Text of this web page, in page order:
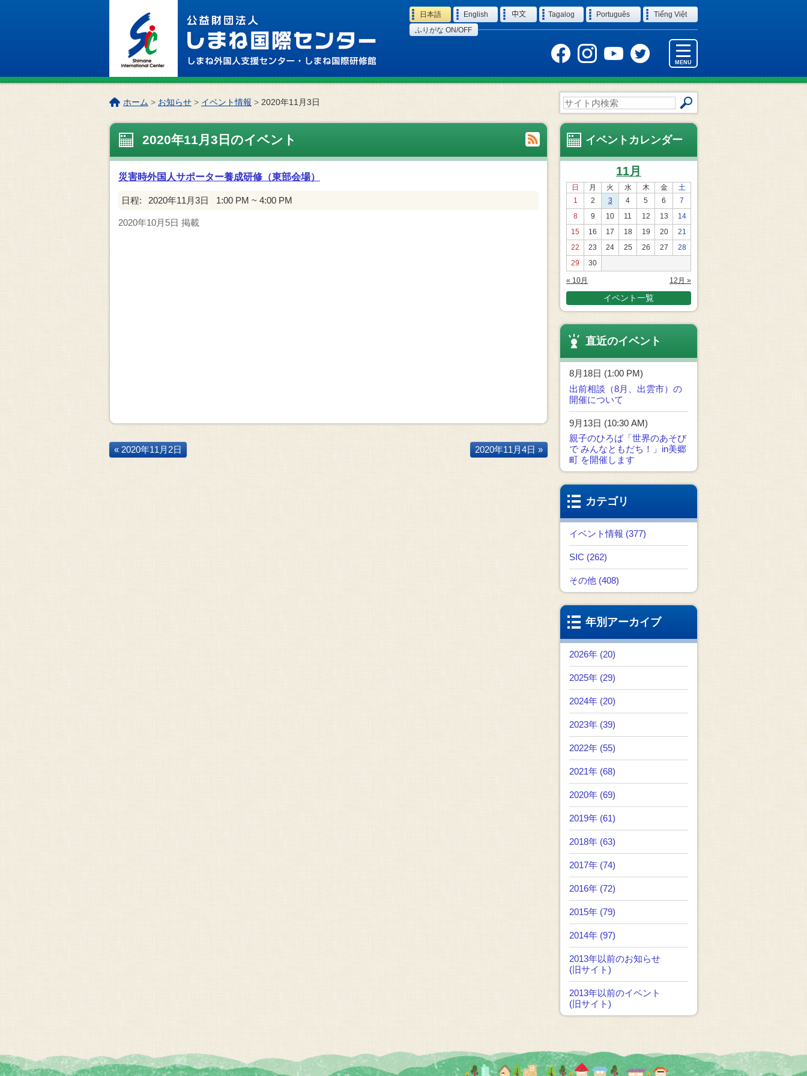
Language
日本語 English 中文 Tagalog Português
Tiếng Việt
ふりがな ON/OFF
MENU
サ
イ
ト
内
こ
ペ
ホーム > お知らせ > イベント情報 > 2020年11月3日
2020年11月3日のイベント
災害時外国人サポーター養成研修（東部会場）
日程: 2020年11月3日 1:00 PM ~ 4:00 PM
2020年10月5日 掲載
« 2020年11月2日 2020年11月4日 »
イベントカレンダー
11月
日 月 火 水 木 金
土
1
2 3 4 5 6
7
8
9 10 11 12 13
14
15
16 17 18 19 20
21
22
23 24 25 26 27
28
29
30
« 10月 12月 »
イベント一覧
直近のイベント
8月18日 (1:00 PM)
出前相談（8月、出雲市）の
開催について
9月13日 (10:30 AM)
親子のひろば「世界のあそび
で みんなともだち！」in美郷
町 を開催します
カテゴリ
イベント情報 (377)
SIC (262)
その他 (408)
年別アーカイブ
2026年 (20)
2025年 (29)
2024年 (20)
2023年 (39)
2022年 (55)
2021年 (68)
2020年 (69)
2019年 (61)
2018年 (63)
2017年 (74)
2016年 (72)
2015年 (79)
2014年 (97)
2013年以前のお知らせ
(旧サイト)
2013年以前のイベント
(旧サイト)